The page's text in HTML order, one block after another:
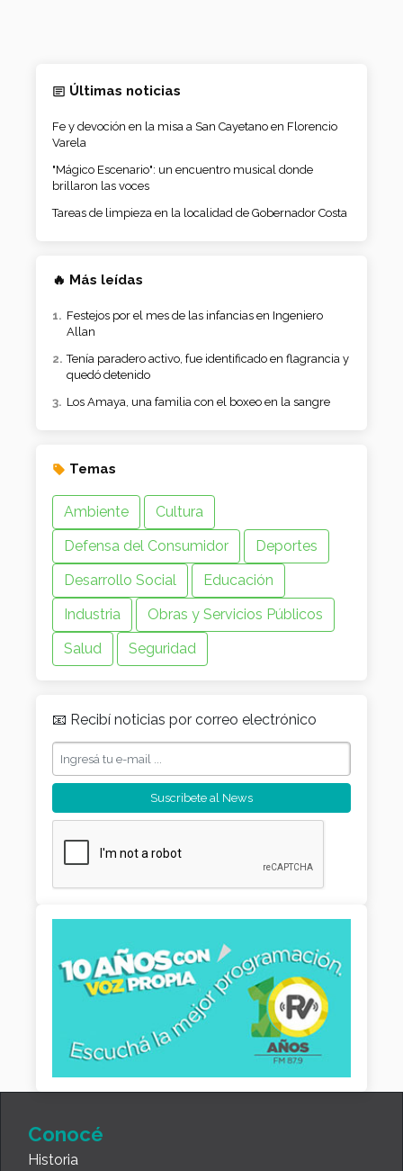
Últimas noticias
Fe y devoción en la misa a San Cayetano en Florencio
Varela
"Mágico Escenario": un encuentro musical donde
brillaron las voces
Tareas de limpieza en la localidad de Gobernador Costa
🔥 Más leídas
Festejos por el mes de las infancias en Ingeniero
Allan
Tenía paradero activo, fue identificado en flagrancia y
quedó detenido
Los Amaya, una familia con el boxeo en la sangre
Temas
Ambiente
Cultura
Defensa del Consumidor
Deportes
Desarrollo Social
Educación
Industria
Obras y Servicios Públicos
Salud
Seguridad
📧 Recibí noticias por correo electrónico
Conocé
Historia